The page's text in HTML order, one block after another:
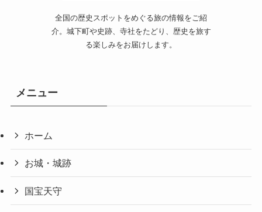
全国の歴史スポットをめぐる旅の情報をご紹
介。城下町や史跡、寺社をたどり、歴史を旅す
る楽しみをお届けします。
メニュー
ホーム
お城・城跡
国宝天守